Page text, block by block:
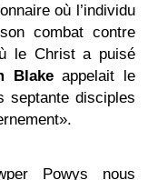
où l’individu
combat contre
le Christ a puisé
Blakeappelait le
septante disciples
Powys nous